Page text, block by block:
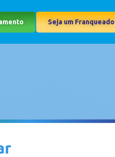
Seja um Franqueado